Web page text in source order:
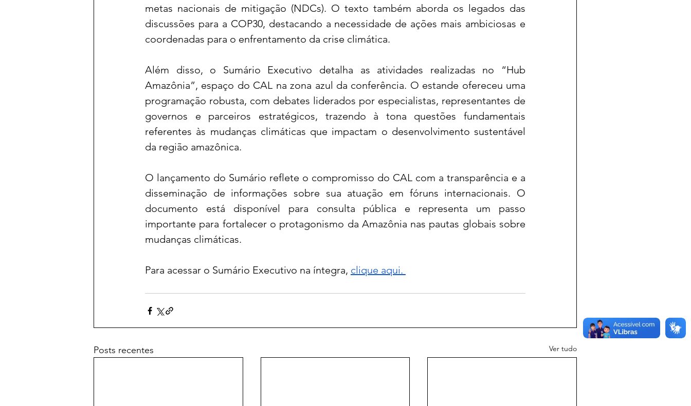
metas nacionais de mitigação (NDCs). O texto também aborda os legados das
discussões para a COP30, destacando a necessidade de ações mais ambiciosas e
coordenadas para o enfrentamento da crise climática.
Além disso, o Sumário Executivo detalha as atividades realizadas no “Hub
Amazônia”, espaço do CAL na zona azul da conferência. O estande ofereceu uma
programação robusta, com debates liderados por especialistas, representantes de
governos e parceiros estratégicos, trazendo à tona questões fundamentais
referentes às mudanças climáticas que impactam o desenvolvimento sustentável
da região amazônica.
O lançamento do Sumário reflete o compromisso do CAL com a transparência e a
disseminação de informações sobre sua atuação em fóruns internacionais. O
documento está disponível para consulta pública e representa um passo
importante para fortalecer o protagonismo da Amazônia nas pautas globais sobre
mudanças climáticas.
Para acessar o Sumário Executivo na íntegra, clique aqui.
Posts recentes Ver tudo